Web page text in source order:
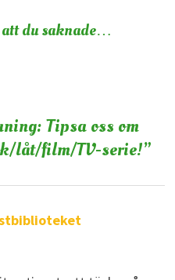
du saknade…
Tipsa oss om
låt/film/TV-serie!”